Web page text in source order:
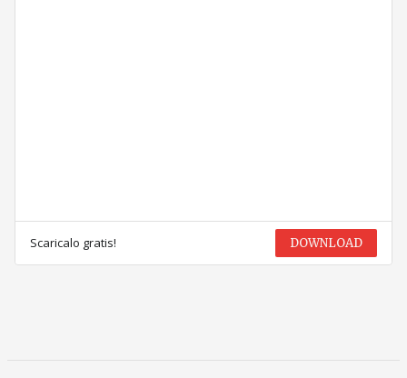
Scaricalo gratis! DOWNLOAD